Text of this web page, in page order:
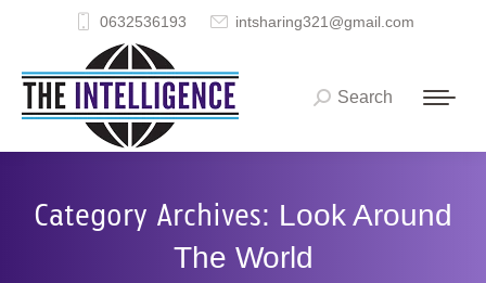
0632536193 intsharing321@gmail.com
Search:
Search
Category Archives: Look Around
The World